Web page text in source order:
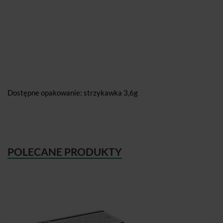
Dostępne opakowanie: strzykawka 3,6g
POLECANE PRODUKTY